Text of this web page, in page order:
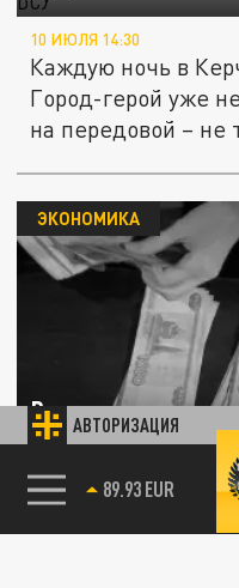
АВТОРИЗАЦИЯ
85.64 BRENT
10 ИЮЛЯ 14:30
Каждую ночь в
Город-герой уже
на передовой – не
Русские экономят
отказываются от
ЭКОНОМИКА
25 ИЮНЯ 22:05
Потребительский